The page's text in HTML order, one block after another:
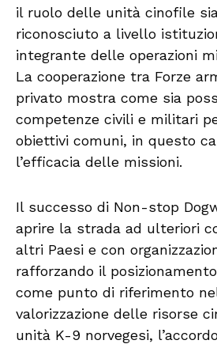
il ruolo delle unità cinofile
riconosciuto a livello
integrante delle operazioni
La cooperazione tra Forze
privato mostra come sia
competenze civili e militari
obiettivi comuni, in questo
l’efficacia delle missioni.
Il successo di Non-stop
aprire la strada ad ulteriori
altri Paesi e con
rafforzando il
come punto di riferimento
valorizzazione delle risorse
unità K-9 norvegesi,